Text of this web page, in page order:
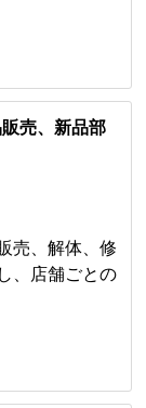
売、新品部
売、解体、修
、店舗ごとの